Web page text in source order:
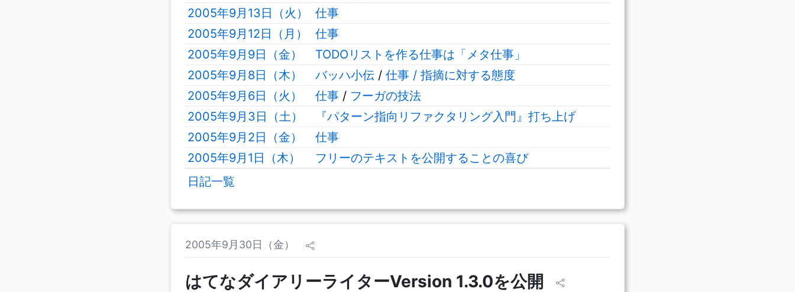
2005年9月13日（火）
仕事
2005年9月12日（月）
仕事
2005年9月9日（金）
TODOリストを作る仕事は「メタ仕事」
2005年9月8日（木）
バッハ小伝 / 仕事 / 指摘に対する態度
2005年9月6日（火）
仕事 / フーガの技法
2005年9月3日（土）
『パターン指向リファクタリング入門』打ち上げ
2005年9月2日（金）
仕事
2005年9月1日（木）
フリーのテキストを公開することの喜び
日記一覧
2005年9月30日（金）
はてなダイアリーライターVersion 1.3.0を公開